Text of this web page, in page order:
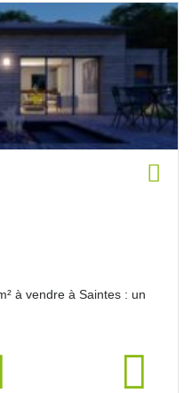
à vendre à Saintes : un